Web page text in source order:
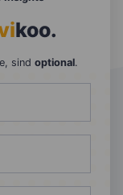
koo.
sind optional.